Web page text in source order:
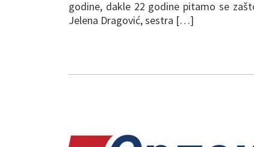
godine, dakle 22 godine pitamo se
Jelena Dragović, sestra […]